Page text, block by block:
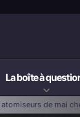
La boîte à
de mai